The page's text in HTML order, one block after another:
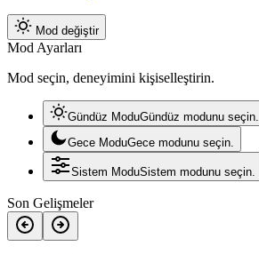
Mod değiştir
Mod Ayarları
Mod seçin, deneyimini kişiselleştirin.
Gündüz ModuGündüz modunu seçin.
Gece ModuGece modunu seçin.
Sistem ModuSistem modunu seçin.
Son Gelişmeler